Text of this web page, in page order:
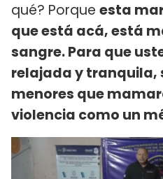
qué? Porque esta
que está acá, está
sangre. Para que
relajada y tranquila,
menores que
violencia como un